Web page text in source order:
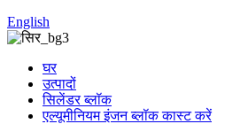
English
घर
उत्पादों
सिलेंडर ब्लॉक
एल्यूमीनियम इंजन ब्लॉक कास्ट करें